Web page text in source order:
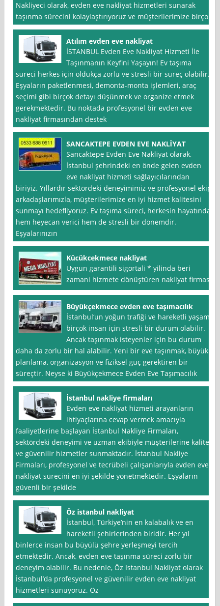
Nakliyeci olarak, evden eve nakliyat hizmetleri sunarak
taşınma sürecini kolaylaştırıyoruz ve müşterilerimize birçok
Atılım evden eve nakliyat
İSTANBUL Evden Eve Nakliyat Hizmeti İle
Taşınmanın Keyfini Yaşayın! Ev taşıma
süreci herkes için oldukça zorlu ve stresli bir süreç olabilir.
Eşyaların paketlenmesi, demonta-monta işlemleri, araç
seçimi gibi birçok detayı düşünmek ve organize etmek
gerekmektedir. Bu noktada profesyonel bir evden eve
nakliyat firmasından destek
SANCAKTEPE EVDEN EVE NAKLİYAT
Sancaktepe Evden Eve Nakliyat olarak,
İstanbul şehrindeki en önde gelen evden
eve nakliyat hizmeti sağlayıcılarından
biriyiz. Yıllardır sektördeki deneyimimiz ve profesyonel ekip
arkadaşlarımızla, müşterilerimize en iyi hizmet kalitesini
sunmayı hedefliyoruz. Ev taşıma süreci, herkesin hayatında
hem heyecan verici hem de stresli bir dönemdir.
Eşyalarınızın
Kücükcekmece nakliyat
Uygun garantili sigortali * yilinda beri
zamani hizmete dönüştüren nakliyat firmasi
Büyükçekmece evden eve taşımacılık
İstanbul‘un yoğun trafiği ve hareketli yaşamı
birçok insan için stresli bir durum olabilir.
Ancak taşınmak isteyenler için bu durum
daha da zorlu bir hal alabilir. Yeni bir eve taşınmak, büyük
planlama, organizasyon ve fiziksel güç gerektiren bir
süreçtir. Neyse ki Büyükçekmece Evden Eve Taşımacılık
İstanbul nakliye firmaları
Evden eve nakliyat hizmeti arayanların
ihtiyaçlarına cevap vermek amacıyla
faaliyetlerine başlayan İstanbul Nakliye Firmaları,
sektördeki deneyimi ve uzman ekibiyle müşterilerine kaliteli
ve güvenilir hizmetler sunmaktadır. İstanbul Nakliye
Firmaları, profesyonel ve tecrübeli çalışanlarıyla evden eve
nakliyat sürecini en iyi şekilde yönetmektedir. Eşyaların
güvenli bir şekilde
Öz istanbul nakliyat
İstanbul, Türkiye’nin en kalabalık ve en
hareketli şehirlerinden biridir. Her yıl
binlerce insan bu büyülü şehre yerleşmeyi tercih
etmektedir. Ancak, evden eve taşınma süreci zorlu bir
deneyim olabilir. Bu nedenle, Öz Istanbul Nakliyat olarak
İstanbul’da profesyonel ve güvenilir evden eve nakliyat
hizmetleri sunuyoruz. Öz